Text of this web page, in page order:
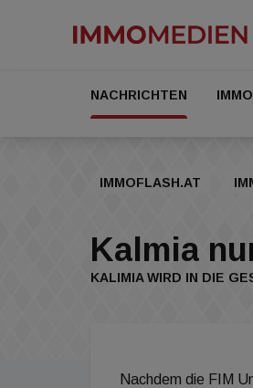
NACHRICHTEN
IMMOFLASH.AT
Kalmia
KALIMIA WIRD IN DIE
Nachdem die FIM